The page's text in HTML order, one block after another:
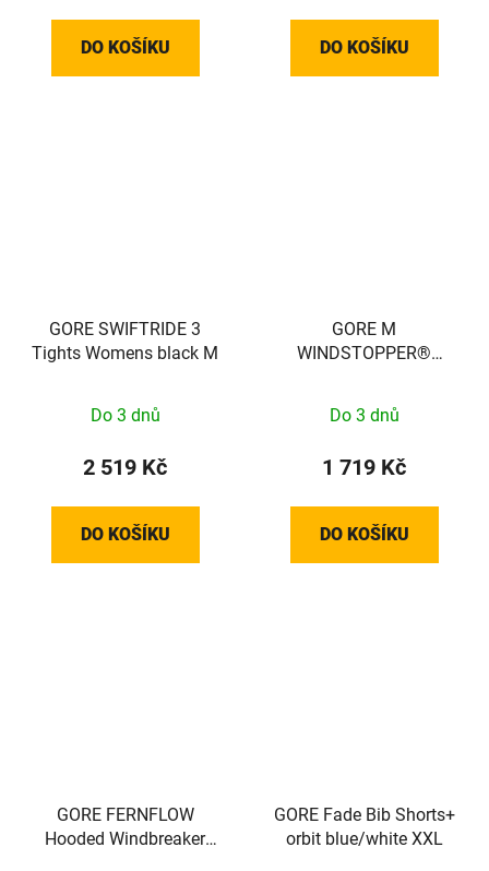
DO KOŠÍKU DO KOŠÍKU
GORE SWIFTRIDE 3
Tights Womens black M
Do 3 dnů
2 519 Kč
DO KOŠÍKU
GORE M
WINDSTOPPER®
100491990809
Do 3 dnů
1 719 Kč
DO KOŠÍKU
GORE FERNFLOW
Hooded Windbreaker
GORE Fade Bib Shorts+
orbit blue/white XXL